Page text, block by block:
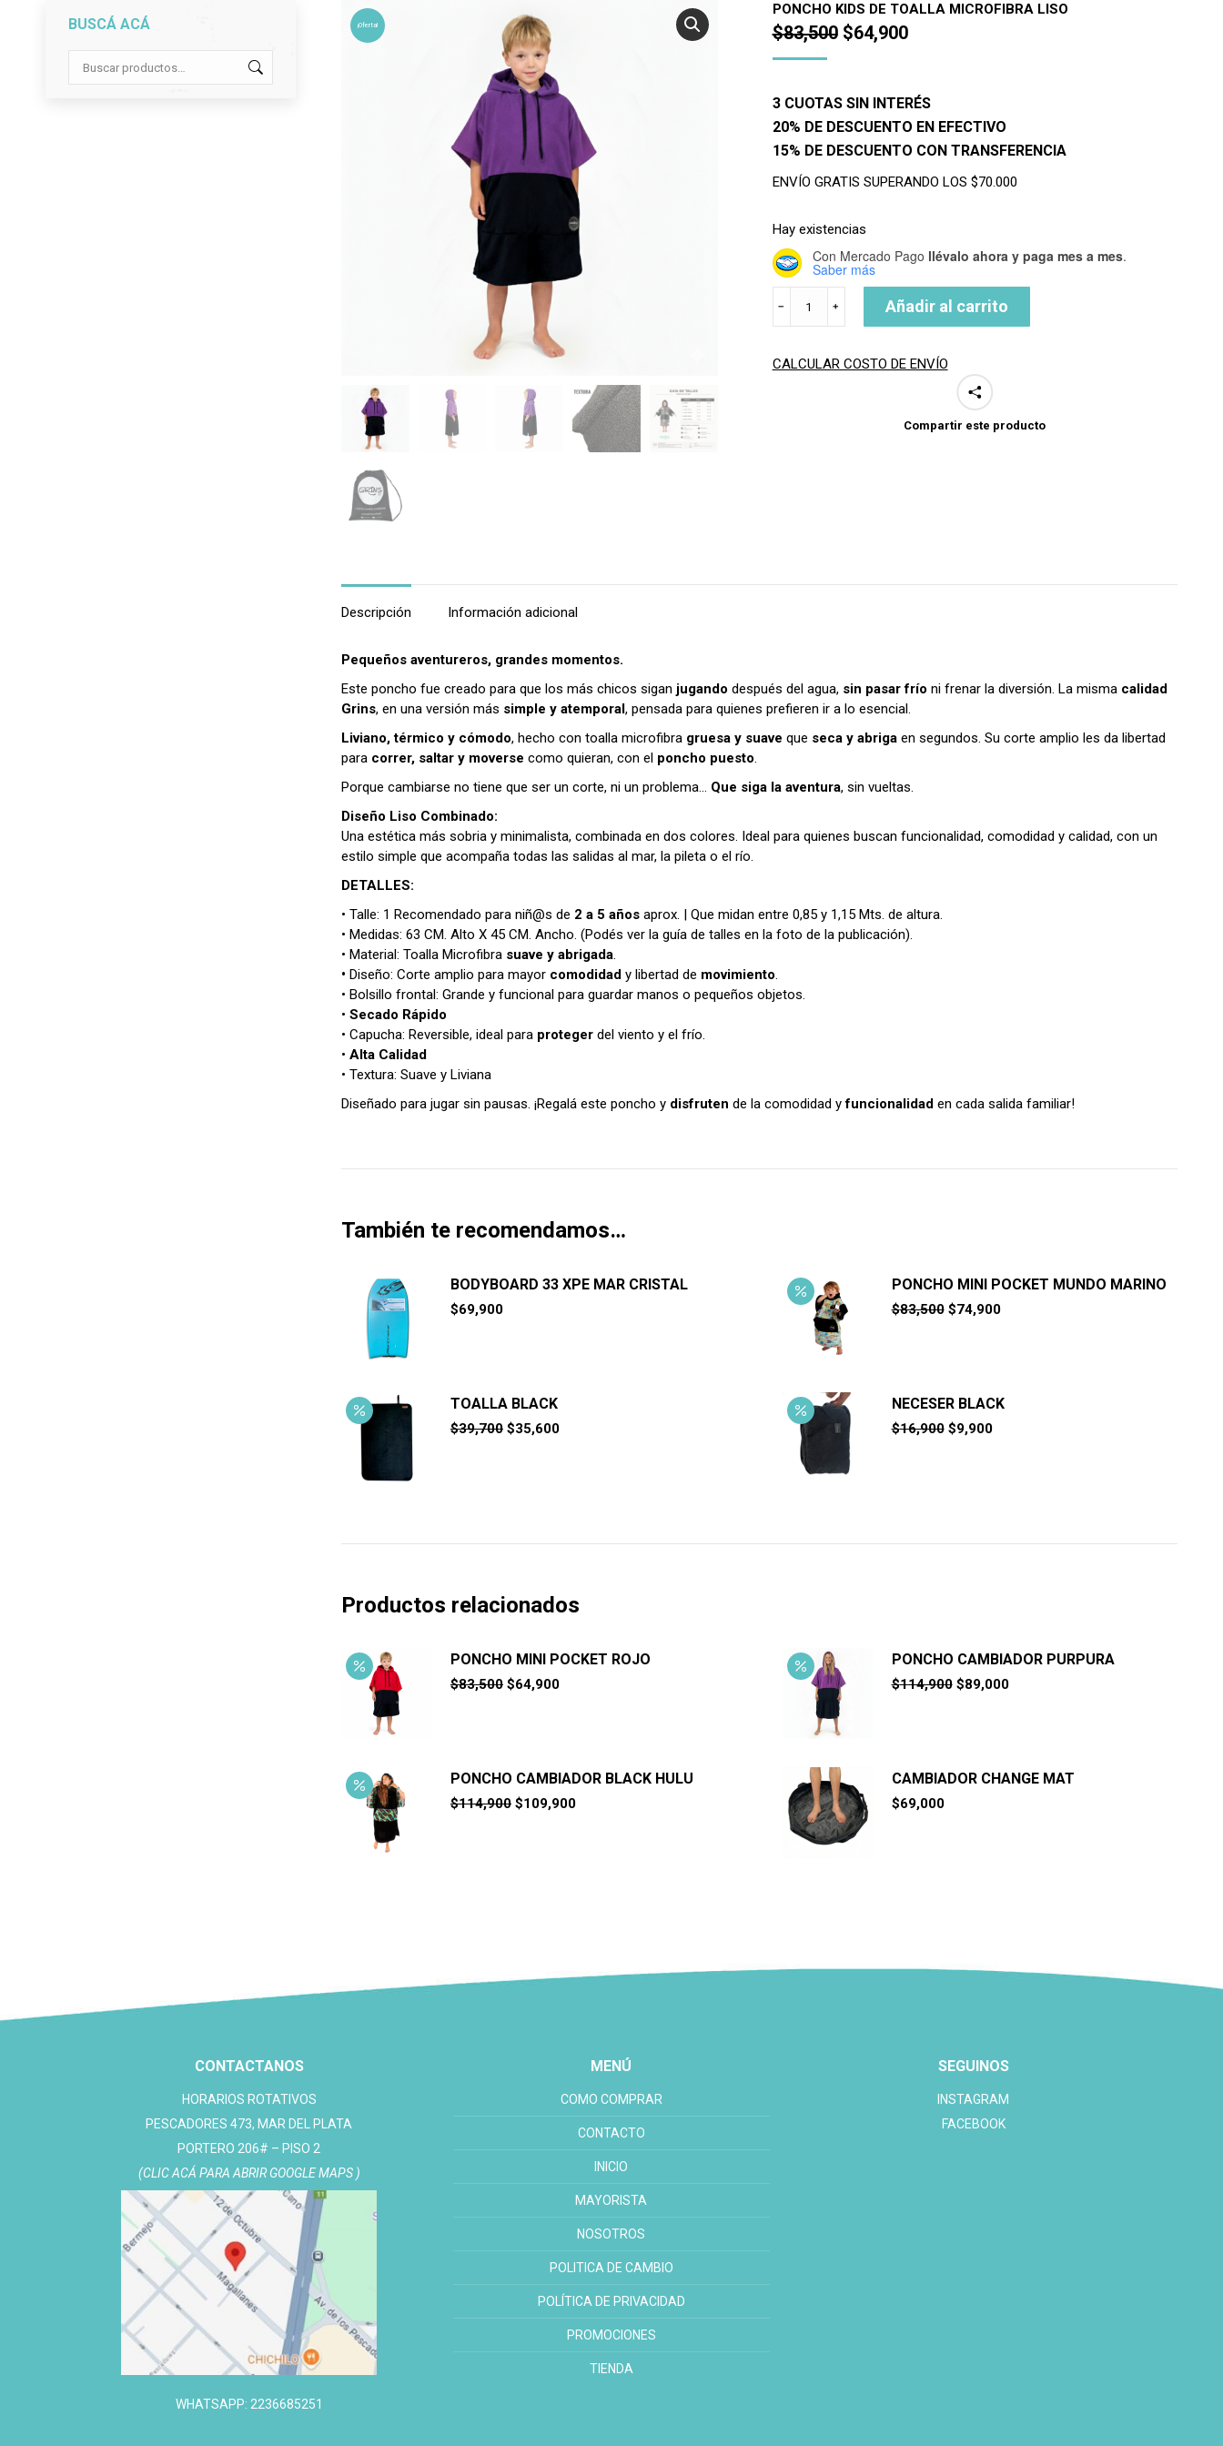
¡Oferta!
PONCHO KIDS DE TOALLA MICROFIBRA LISO
$83,500 El
era:
$83,500.
$64,900El
es:
$64,900.
3 CUOTAS SIN INTERÉS
20% DE DESCUENTO EN EFECTIVO
15% DE DESCUENTO CON TRANSFERENCIA
ENVÍO GRATIS SUPERANDO LOS $70.000
Hay existencias
Con Mercado Pago llévalo ahora y paga mes a mes.
Saber más
PURPURA
cantidad
﹣ ﹢ Añadir al carrito
CALCULAR COSTO DE ENVÍO
Compartir este producto
Descripción Información adicional
Pequeños aventureros, grandes momentos.
Este poncho fue creado para que los más chicos sigan jugando después del agua, sin pasar frío ni frenar la diversión. La misma calidad
Grins, en una versión más simple y atemporal, pensada para quienes prefieren ir a lo esencial.
Liviano, térmico y cómodo, hecho con toalla microfibra gruesa y suave que seca y abriga en segundos. Su corte amplio les da libertad
para correr, saltar y moverse como quieran, con el poncho puesto.
Porque cambiarse no tiene que ser un corte, ni un problema… Que siga la aventura, sin vueltas.
Diseño Liso Combinado:
Una estética más sobria y minimalista, combinada en dos colores. Ideal para quienes buscan funcionalidad, comodidad y calidad, con un
estilo simple que acompaña todas las salidas al mar, la pileta o el río.
DETALLES:
• Talle: 1 Recomendado para niñ@s de 2 a 5 años aprox. | Que midan entre 0,85 y 1,15 Mts. de altura.
• Medidas: 63 CM. Alto X 45 CM. Ancho. (Podés ver la guía de talles en la foto de la publicación).
• Material: Toalla Microfibra suave y abrigada.
• Diseño: Corte amplio para mayor comodidad y libertad de movimiento.
• Bolsillo frontal: Grande y funcional para guardar manos o pequeños objetos.
• Secado Rápido
• Capucha: Reversible, ideal para proteger del viento y el frío.
• Alta Calidad
• Textura: Suave y Liviana
Diseñado para jugar sin pausas. ¡Regalá este poncho y disfruten de la comodidad yfuncionalidad en cada salida familiar!
También te recomendamos…
BODYBOARD 33 XPE MAR CRISTAL
$69,900
PONCHO MINI POCKET MUNDO MARINO
$83,500 El
$74,900El
TOALLA BLACK
$39,700 El
$35,600El
NECESER BLACK
$16,900 El
$9,900El
Productos relacionados
PONCHO MINI POCKET ROJO
$83,500 El
$64,900El
PONCHO CAMBIADOR PURPURA
$114,900 El
$89,000El
PONCHO CAMBIADOR BLACK HULU
$114,900 El
$109,900El
CAMBIADOR CHANGE MAT
$69,000
BUSCÁ ACÁ
CONTACTANOS
HORARIOS ROTATIVOS
PESCADORES 473, MAR DEL PLATA
PORTERO 206# – PISO 2
(CLIC ACÁ PARA ABRIR GOOGLE MAPS )
WHATSAPP: 2236685251
MENÚ
COMO COMPRAR
CONTACTO
INICIO
MAYORISTA
NOSOTROS
POLITICA DE CAMBIO
POLÍTICA DE PRIVACIDAD
PROMOCIONES
TIENDA
SEGUINOS
INSTAGRAM
FACEBOOK